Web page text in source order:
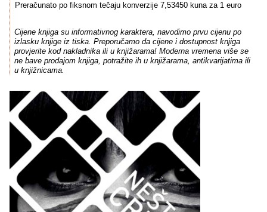
Preračunato po fiksnom tečaju konverzije 7,53450 kuna za 1 euro
Cijene knjiga su informativnog karaktera, navodimo prvu cijenu po
izlasku knjige iz tiska. Preporučamo da cijene i dostupnost knjiga
provjerite kod nakladnika ili u knjižarama! Moderna vremena više se
ne bave prodajom knjiga, potražite ih u knjižarama, antikvarijatima ili
u knjižnicama.